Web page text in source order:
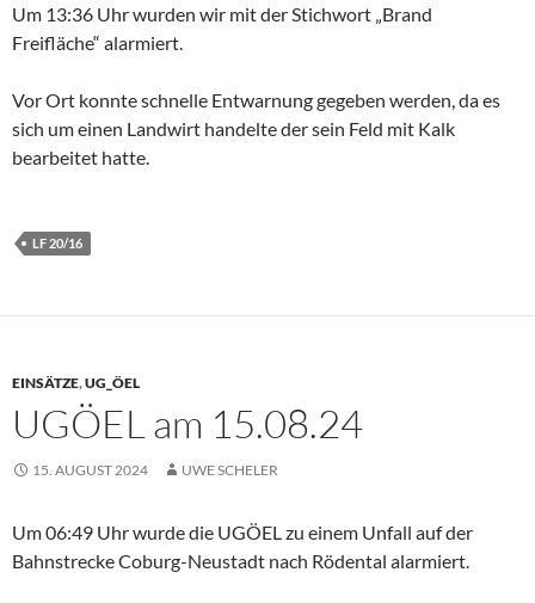
Um 13:36 Uhr wurden wir mit der Stichwort „Brand
Freifläche“ alarmiert.
Vor Ort konnte schnelle Entwarnung gegeben werden, da es
sich um einen Landwirt handelte der sein Feld mit Kalk
bearbeitet hatte.
LF 20/16
EINSÄTZE,UG_ÖEL
UGÖEL am 15.08.24
15. AUGUST 2024 UWE SCHELER
Um 06:49 Uhr wurde die UGÖEL zu einem Unfall auf der
Bahnstrecke Coburg-Neustadt nach Rödental alarmiert.